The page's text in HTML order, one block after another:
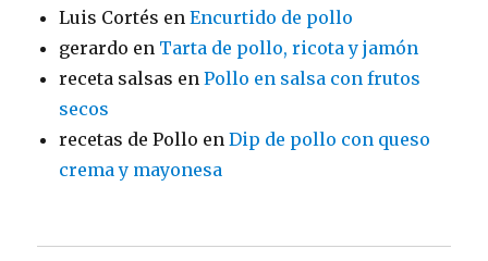
Luis Cortés enEncurtido de pollo
gerardo en Tarta de pollo, ricota y jamón
receta salsas enPollo en salsa con frutos
secos
recetas de Pollo enDip de pollo con queso
crema y mayonesa